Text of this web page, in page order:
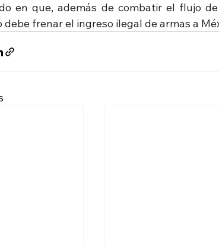
en que, además de combatir el flujo
debe frenar el ingreso ilegal de armas a